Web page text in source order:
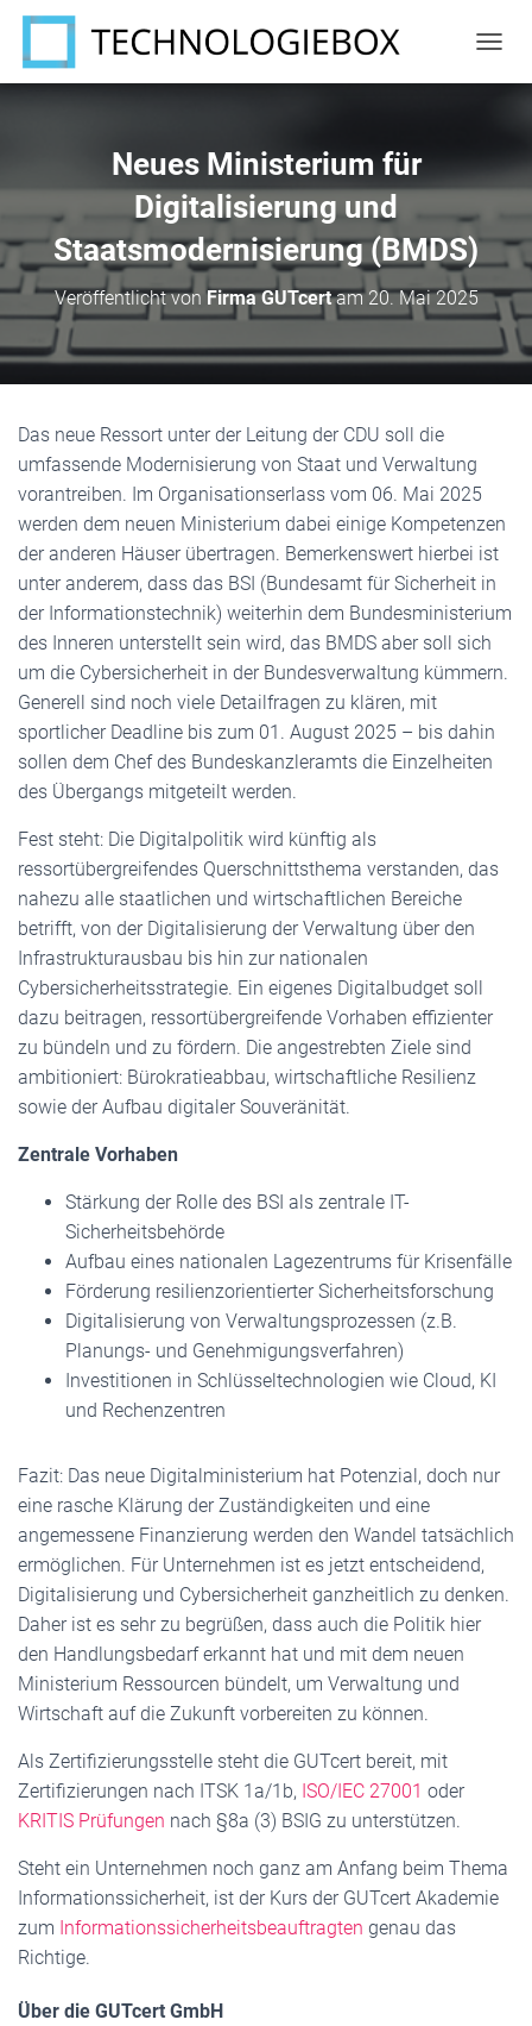
A
O
N
U
M
C
Neues Ministerium für
Digitalisierung und
Staatsmodernisierung (BMDS)
Veröffentlicht von Firma GUTcertam20. Mai 2025
Das neue Ressort unter der Leitung der CDU soll die
umfassende Modernisierung von Staat und Verwaltung
vorantreiben. Im Organisationserlass vom 06. Mai 2025
werden dem neuen Ministerium dabei einige Kompetenzen
der anderen Häuser übertragen. Bemerkenswert hierbei ist
unter anderem, dass das BSI (Bundesamt für Sicherheit in
der Informationstechnik) weiterhin dem Bundesministerium
des Inneren unterstellt sein wird, das BMDS aber soll sich
um die Cybersicherheit in der Bundesverwaltung kümmern.
Generell sind noch viele Detailfragen zu klären, mit
sportlicher Deadline bis zum 01. August 2025 – bis dahin
sollen dem Chef des Bundeskanzleramts die Einzelheiten
des Übergangs mitgeteilt werden.
Fest steht: Die Digitalpolitik wird künftig als
ressortübergreifendes Querschnittsthema verstanden, das
nahezu alle staatlichen und wirtschaftlichen Bereiche
betrifft, von der Digitalisierung der Verwaltung über den
Infrastrukturausbau bis hin zur nationalen
Cybersicherheitsstrategie. Ein eigenes Digitalbudget soll
dazu beitragen, ressortübergreifende Vorhaben effizienter
zu bündeln und zu fördern. Die angestrebten Ziele sind
ambitioniert: Bürokratieabbau, wirtschaftliche Resilienz
sowie der Aufbau digitaler Souveränität.
Zentrale Vorhaben
Stärkung der Rolle des BSI als zentrale IT-
Sicherheitsbehörde
Aufbau eines nationalen Lagezentrums für Krisenfälle
Förderung resilienzorientierter Sicherheitsforschung
Digitalisierung von Verwaltungsprozessen (z.B.
Planungs- und Genehmigungsverfahren)
Investitionen in Schlüsseltechnologien wie Cloud, KI
und Rechenzentren
Fazit: Das neue Digitalministerium hat Potenzial, doch nur
eine rasche Klärung der Zuständigkeiten und eine
angemessene Finanzierung werden den Wandel tatsächlich
ermöglichen. Für Unternehmen ist es jetzt entscheidend,
Digitalisierung und Cybersicherheit ganzheitlich zu denken.
Daher ist es sehr zu begrüßen, dass auch die Politik hier
den Handlungsbedarf erkannt hat und mit dem neuen
Ministerium Ressourcen bündelt, um Verwaltung und
Wirtschaft auf die Zukunft vorbereiten zu können.
Als Zertifizierungsstelle steht die GUTcert bereit, mit
Zertifizierungen nach ITSK 1a/1b, ISO/IEC 27001 oder
KRITIS Prüfungen nach §8a (3) BSIG zu unterstützen.
Steht ein Unternehmen noch ganz am Anfang beim Thema
Informationssicherheit, ist der Kurs der GUTcert Akademie
zum Informationssicherheitsbeauftragten genau das
Richtige.
Über die GUTcert GmbH